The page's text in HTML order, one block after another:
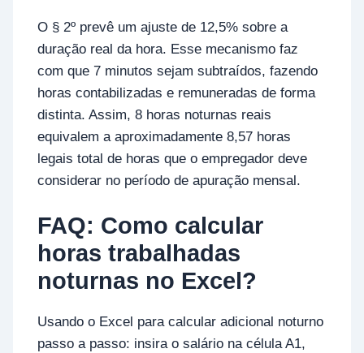
O § 2º prevê um ajuste de 12,5% sobre a
duração real da hora. Esse mecanismo faz
com que 7 minutos sejam subtraídos, fazendo
horas contabilizadas e remuneradas de forma
distinta. Assim, 8 horas noturnas reais
equivalem a aproximadamente 8,57 horas
legais total de horas que o empregador deve
considerar no período de apuração mensal.
FAQ: Como calcular
horas trabalhadas
noturnas no Excel?
Usando o Excel para calcular adicional noturno
passo a passo: insira o salário na célula A1,